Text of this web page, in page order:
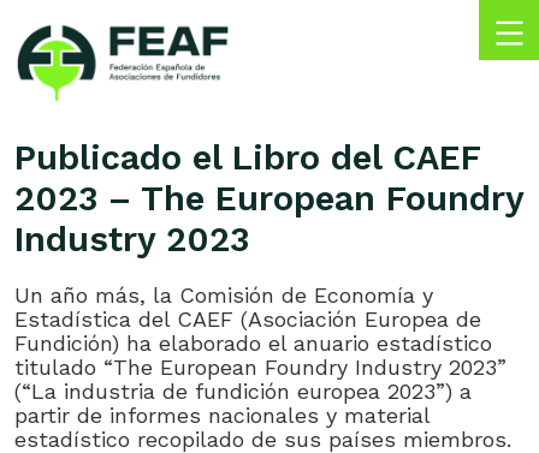
content
Española
de
Asociaciones
de
Fundidores
Publicado el Libro del CAEF
2023 – The European Foundry
Industry 2023
Un año más, la Comisión de Economía y
Estadística del CAEF (Asociación Europea de
Fundición) ha elaborado el anuario estadístico
titulado “The European Foundry Industry 2023”
(“La industria de fundición europea 2023”) a
partir de informes nacionales y material
estadístico recopilado de sus países miembros.